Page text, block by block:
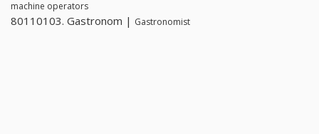
machine operators
80110103. Gastronom | Gastronomist